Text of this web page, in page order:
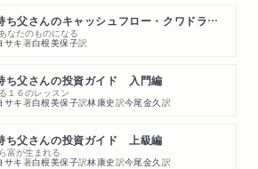
改訂版 金持ち父さんのキャッシュフロー・クワドラント
なたのものになる
サキ著白根美保子訳
父さんの投資ガイド 入門編
１６のレッスン
サキ著白根美保子訳林康史訳今尾金久 訳
父さんの投資ガイド 上級編
富が生まれる
サキ著白根美保子訳林康史訳今尾金久 訳